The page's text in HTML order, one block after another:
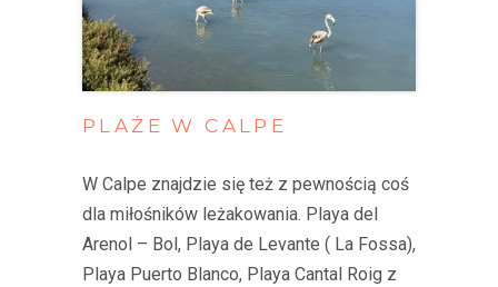
PLAŻE W CALPE
W Calpe znajdzie się też z pewnością coś
dla miłośników leżakowania. Playa del
Arenol – Bol, Playa de Levante ( La Fossa),
Playa Puerto Blanco, Playa Cantal Roig z